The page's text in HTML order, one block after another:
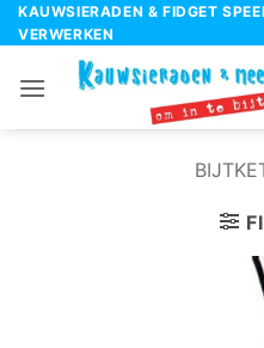
Ga
naar
KAUWSIERADEN & FIDGET
VERWERKEN